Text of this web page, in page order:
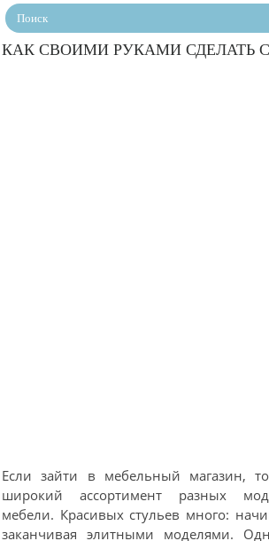
КАК СВОИМИ РУКАМИ СДЕЛАТЬ
Если зайти в мебельный магазин,
широкий ассортимент разных
мебели. Красивых стульев много:
заканчивая элитными моделями.